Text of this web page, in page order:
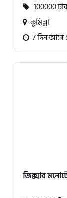
100000
কুমিল্লা
7 দিন আগে
জিক্সার